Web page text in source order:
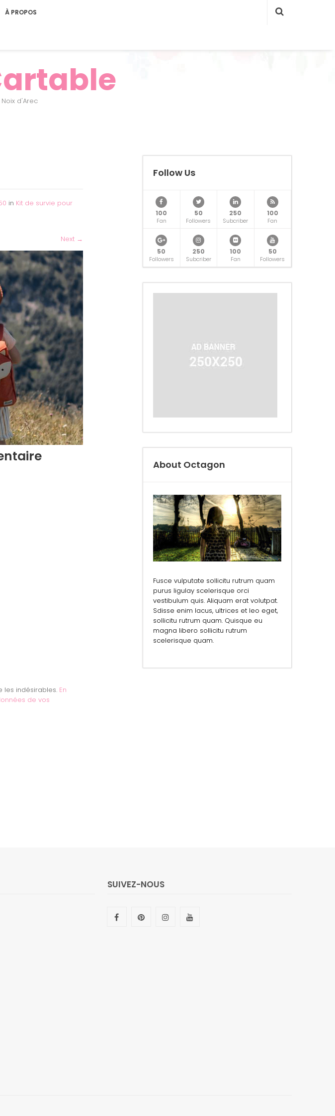
À PROPOS
d'Arec
in Kit de survie pour
Next →
les indésirables. En
de vos
Follow Us
100
Fan
50
Followers
250
Subcriber
100
Fan
50
Followers
250
Subcriber
100
Fan
50
Followers
About Octagon
Fusce vulputate sollicitu rutrum quam
purus ligulay scelerisque orci
vestibulum quis. Aliquam erat volutpat.
Sdisse enim lacus, ultrices et leo eget,
sollicitu rutrum quam. Quisque eu
magna libero sollicitu rutrum
scelerisque quam.
SUIVEZ-NOUS